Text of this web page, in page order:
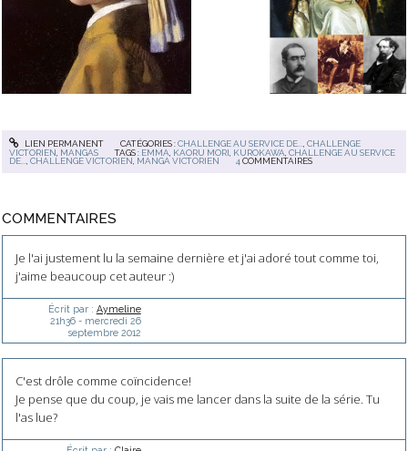
LIEN PERMANENT CATÉGORIES :CHALLENGE AU SERVICE DE..., CHALLENGE
VICTORIEN, MANGAS TAGS : EMMA, KAORU MORI, KUROKAWA,CHALLENGE AU SERVICE
DE...,CHALLENGE VICTORIEN, MANGA VICTORIEN 4 COMMENTAIRES
COMMENTAIRES
Je l'ai justement lu la semaine dernière et j'ai adoré tout comme toi,
j'aime beaucoup cet auteur :)
Écrit par : Aymeline
21h36- mercredi 26
septembre 2012
C'est drôle comme coïncidence!
Je pense que du coup, je vais me lancer dans la suite de la série. Tu
l'as lue?